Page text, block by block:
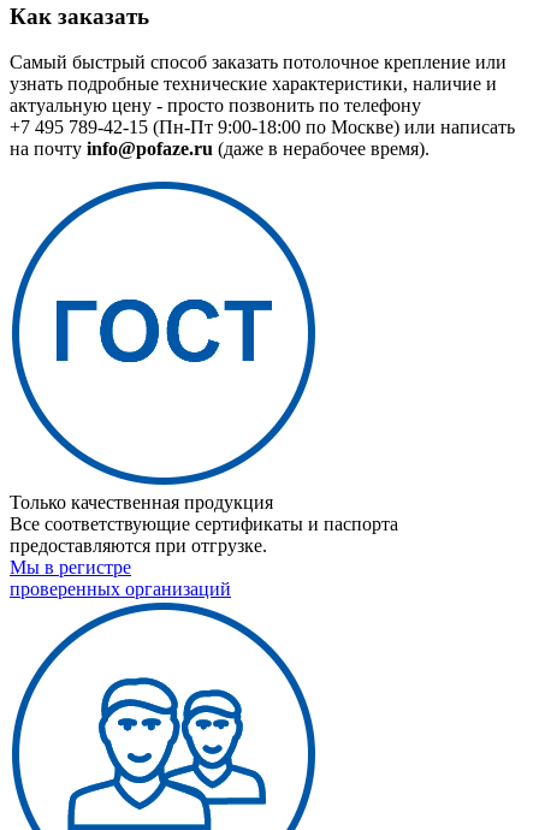
Как заказать
Самый быстрый способ заказать потолочное крепление или
узнать подробные технические характеристики, наличие и
актуальную цену - просто позвонить по телефону
+7 495 789-42-15 (Пн-Пт 9:00-18:00 по Москве) или написать
на почту info@pofaze.ru (даже в нерабочее время).
Только качественная продукция
Все соответствующие сертификаты и паспорта
предоставляются при отгрузке.
Мы в регистре
проверенных организаций